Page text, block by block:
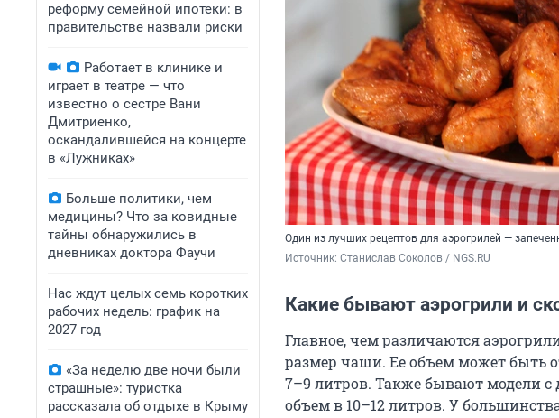
реформу семейной ипотеки: в
правительстве назвали риски
Работает в клинике и
играет в театре — что
известно о сестре Вани
Дмитриенко,
оскандалившейся на концерте
в «Лужниках»
Больше политики, чем
медицины? Что за ковидные
тайны обнаружились в
дневниках доктора Фаучи
Нас ждут целых семь коротких
рабочих недель: график на
2027 год
«За неделю две ночи были
страшные»: туристка
рассказала об отдыхе в Крыму
Один из лучших рецептов для аэрогрилей —
Источник: Станислав Соколов / NGS.RU
Какие бывают аэрогрили и
Главное, чем различаются
размер чаши. Ее объем может быть
7–9 литров. Также бывают модели
объем в 10–12 литров. У